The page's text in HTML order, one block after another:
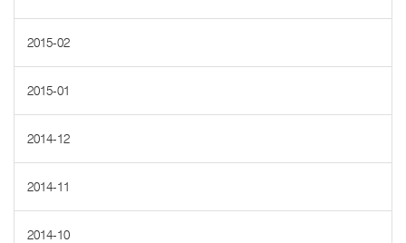
2015-02
2015-01
2014-12
2014-11
2014-10